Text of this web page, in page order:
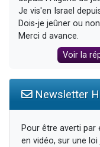
Je vis'en Israel
Dois-je jeûner ou
Merci d avance.
Voir la
Newsletter
Pour être averti par
en vidéo, sur une